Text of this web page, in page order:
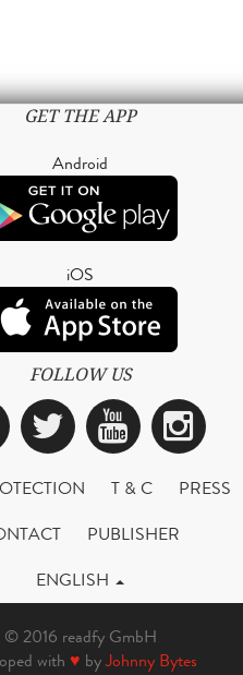
GET THE APP
Android
iOS
FOLLOW US
Twitter
T & C
PRESS
PUBLISHER
ENGLISH
© 2016 readfy GmbH
with ♥ byJohnny Bytes